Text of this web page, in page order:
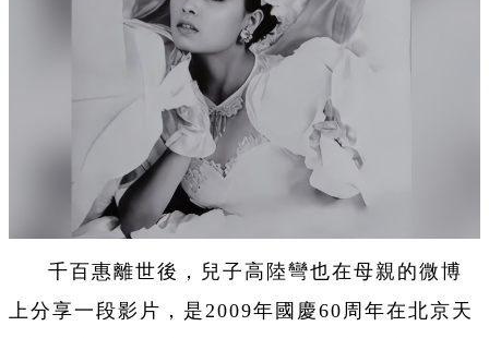
千百惠離世後，兒子高陸彎也在母親的微博
上分享一段影片，是2009年國慶60周年在北京天